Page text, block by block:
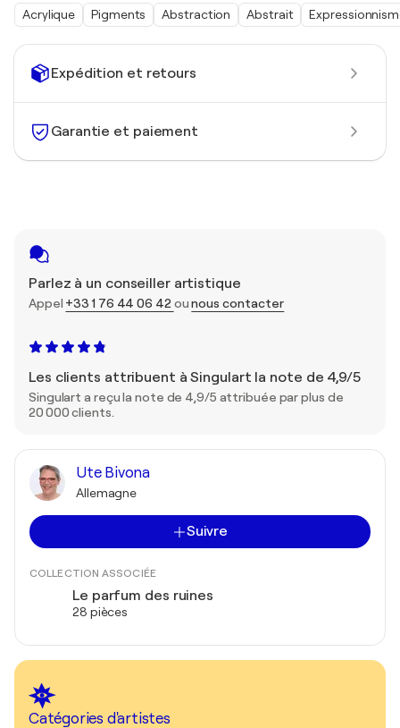
Expédition et retours
Garantie et paiement
Parlez à un conseiller artistique
Appel +33 1 76 44 06 42 ounous contacter
Les clients attribuent à Singulart la note de 4,9/5
Singulart a reçu la note de 4,9/5 attribuée par plus de
20 000 clients.
Ute Bivona
Allemagne
Suivre
COLLECTION ASSOCIÉE
Le parfum des ruines
28 pièces
Catégories d'artistes
Acrylique Pigments Abstraction Abstrait